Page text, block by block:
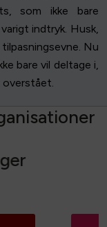
som ikke bare
indtryk. Husk,
Nu
bare vil deltage i,
anisationer
ger